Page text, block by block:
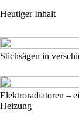
Heutiger Inhalt
Stichsägen in
Elektroradiatoren –
Heizung